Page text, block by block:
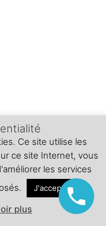
Ce site utilise les
ce site Internet, vous
les services
J'accepte
plus